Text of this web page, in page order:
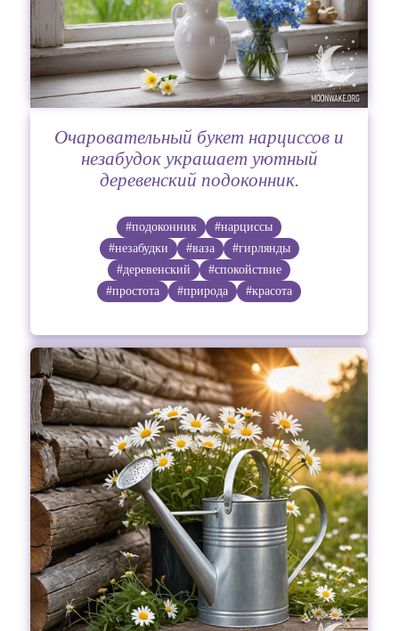
Очаровательный букет нарциссов и
незабудок украшает уютный
деревенский подоконник.
#подоконник
#нарциссы
#незабудки
#ваза
#гирлянды
#деревенский
#спокойствие
#простота
#природа #красота